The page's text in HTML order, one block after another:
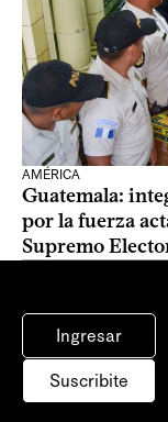
AMÉRICA
Guatemala:
por la fuerza
Supremo
Ingresar
Suscribite